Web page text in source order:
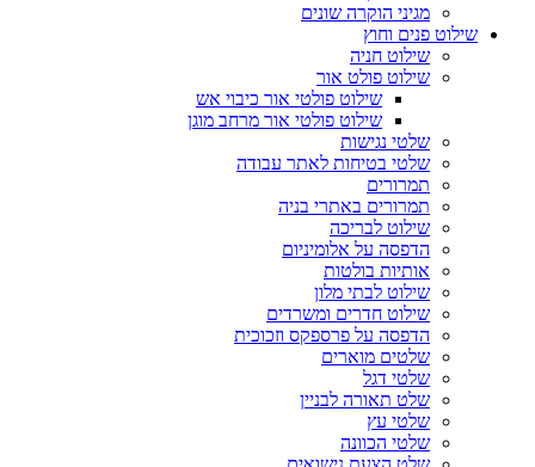
מגיני הוקרה שונים
שילוט פנים וחוץ
שילוט חניה
שילוט פולט אור
שילוט פולטי אור כיבוי אש
שילוט פולטי אור מרחב מוגן
שלטי נגישות
שלטי בטיחות לאתר עבודה
תמרורים
תמרורים באתרי בניה
שילוט לבריכה
הדפסה על אלומיניום
אותיות בולטות
שילוט לבתי מלון
שילוט חדרים ומשרדים
הדפסה על פרספקס וזכוכית
שלטים מוארים
שלטי דגל
שלט תאורה לבניין
שלטי עץ
שלטי הכוונה